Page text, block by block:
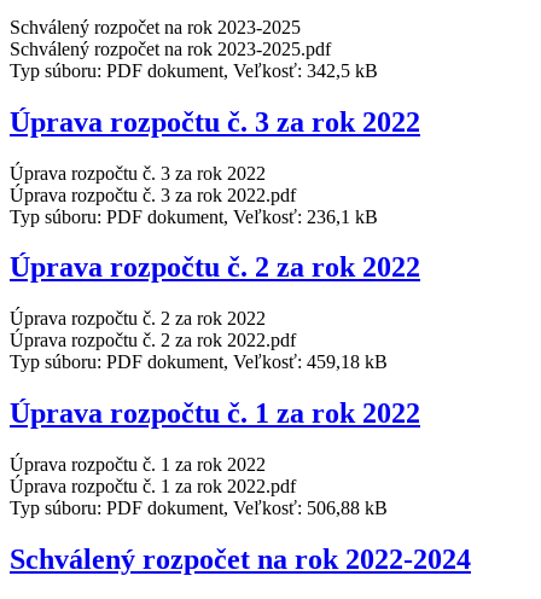
Schválený rozpočet na rok 2023-2025
Schválený rozpočet na rok 2023-2025.pdf
Typ súboru: PDF dokument, Veľkosť: 342,5 kB
Úprava rozpočtu č. 3 za rok 2022
Úprava rozpočtu č. 3 za rok 2022
Úprava rozpočtu č. 3 za rok 2022.pdf
Typ súboru: PDF dokument, Veľkosť: 236,1 kB
Úprava rozpočtu č. 2 za rok 2022
Úprava rozpočtu č. 2 za rok 2022
Úprava rozpočtu č. 2 za rok 2022.pdf
Typ súboru: PDF dokument, Veľkosť: 459,18 kB
Úprava rozpočtu č. 1 za rok 2022
Úprava rozpočtu č. 1 za rok 2022
Úprava rozpočtu č. 1 za rok 2022.pdf
Typ súboru: PDF dokument, Veľkosť: 506,88 kB
Schválený rozpočet na rok 2022-2024